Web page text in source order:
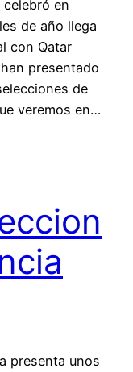
en
de año llega
con Qatar
presentado
de
veremos en…
presenta unos